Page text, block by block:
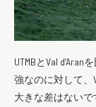
UTMBとVal d’Aran
強なのに対して、
大きな差はないで